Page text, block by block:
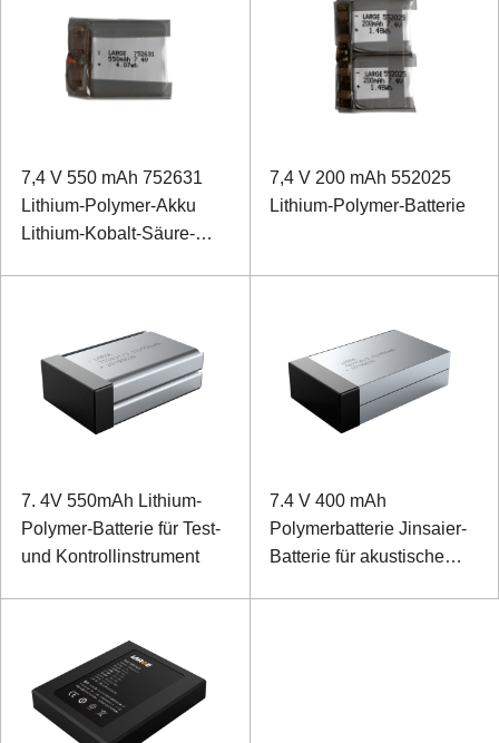
7,4 V 550 mAh 752631
Lithium-Polymer-Akku
Lithium-Kobalt-Säure-
7,4 V 200 mAh 552025
Lithium-Polymer-Batterie
7. 4V 550mAh Lithium-
Polymer-Batterie für Test-
und Kontrollinstrument
7.4 V 400 mAh
Polymerbatterie Jinsaier-
Batterie für akustische